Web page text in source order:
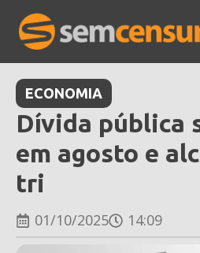
ECONOMIA
Dívida pública
em agosto e
tri
01/10/2025 14:09